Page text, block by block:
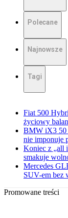
Polecane
Najnowsze
Tagi
Fiat 500
życiowy
BMW iX3 50
nie imponuje
Koniec z „all
smakuje
Mercedes
SUV-em bez
Promowane treści